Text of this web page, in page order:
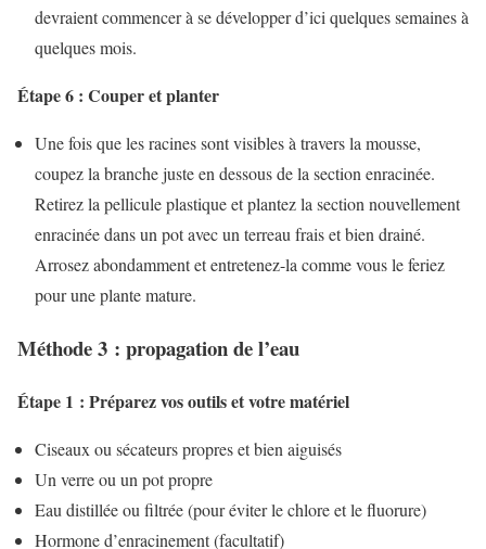
devraient commencer à se développer d’ici quelques semaines à
quelques mois.
Étape 6 : Couper et planter
Une fois que les racines sont visibles à travers la mousse,
coupez la branche juste en dessous de la section enracinée.
Retirez la pellicule plastique et plantez la section nouvellement
enracinée dans un pot avec un terreau frais et bien drainé.
Arrosez abondamment et entretenez-la comme vous le feriez
pour une plante mature.
Méthode 3 : propagation de l’eau
Étape 1 : Préparez vos outils et votre matériel
Ciseaux ou sécateurs propres et bien aiguisés
Un verre ou un pot propre
Eau distillée ou filtrée (pour éviter le chlore et le fluorure)
Hormone d’enracinement (facultatif)